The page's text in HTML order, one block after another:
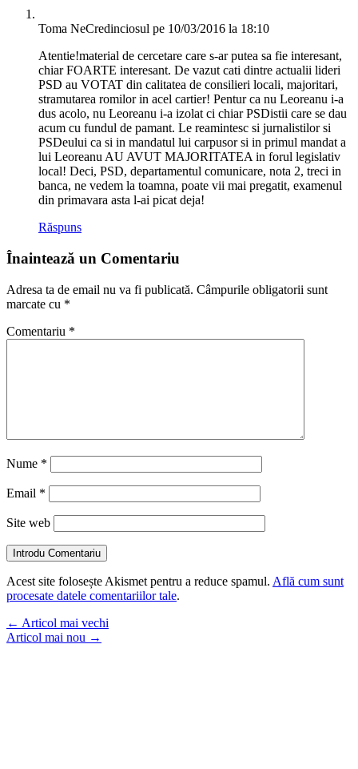
Toma NeCredinciosul pe 10/03/2016 la 18:10
Atentie!material de cercetare care s-ar putea sa fie interesant,
chiar FOARTE interesant. De vazut cati dintre actualii lideri
PSD au VOTAT din calitatea de consilieri locali, majoritari,
stramutarea romilor in acel cartier! Pentur ca nu Leoreanu i-a
dus acolo, nu Leoreanu i-a izolat ci chiar PSDistii care se dau
acum cu fundul de pamant. Le reamintesc si jurnalistilor si
PSDeului ca si in mandatul lui carpusor si in primul mandat a
lui Leoreanu AU AVUT MAJORITATEA in forul legislativ
local! Deci, PSD, departamentul comunicare, nota 2, treci in
banca, ne vedem la toamna, poate vii mai pregatit, examenul
din primavara asta l-ai picat deja!
Răspuns
Înaintează un Comentariu
Adresa ta de email nu va fi publicată. Câmpurile obligatorii sunt
marcate cu *
Comentariu *
Nume *
Email *
Site web
Introdu Comentariu
Acest site folosește Akismet pentru a reduce spamul. Află cum sunt
procesate datele comentariilor tale.
← Articol mai vechi
Articol mai nou →